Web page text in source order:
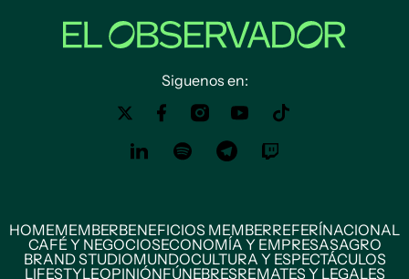
Siguenos en:
HOMEMEMBERBENEFICIOS MEMBERREFERÍNACIONAL
CAFÉ Y NEGOCIOSECONOMÍA Y EMPRESASAGRO
BRAND STUDIOMUNDOCULTURA Y ESPECTÁCULOS
LIFESTYLEOPINIÓNFÚNEBRESREMATES Y LEGALES